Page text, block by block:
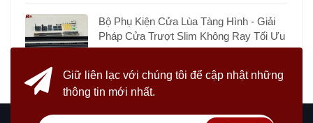
Bộ Phụ Kiện Cửa Lùa Tàng Hình - Giải
Pháp Cửa Trượt Slim Không Ray Tối Ưu
Giữ liên lạc với chúng tôi để cập nhật những
thông tin mới nhất.